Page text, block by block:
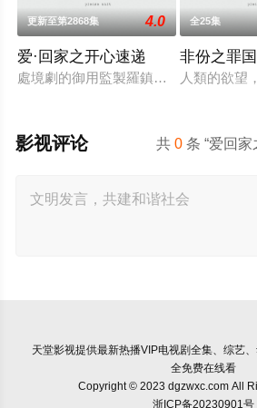
更新至第2868集 4.0
爱·回家之开心速递
處境劇的御用監製羅鎮岳已經準備開
全25集
非份之罪
人類的欲望
共0 条 “爱回
影视评论
天堂影视提供最新热播VIP电视剧全集、综艺
全免费在线看
Copyright © 2023 dgzwxc.com All
浙ICP备20230901号